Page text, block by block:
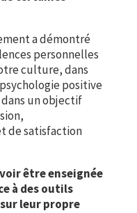
a démontré
personnelles
culture, dans
positive
un objectif
de satisfaction
être enseignée
à des outils
leur propre